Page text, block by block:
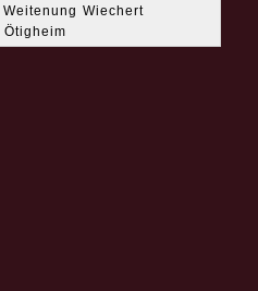
Weitenung Wiechert
Ötigheim